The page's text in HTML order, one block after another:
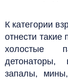
К категории
отнести
холостые
детонаторы,
запалы,